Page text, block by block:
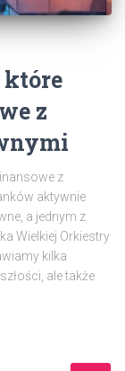
które
z
z
aktywnie
a jednym z
Wielkiej Orkiestry
kilka
ale także